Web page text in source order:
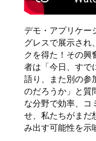
デモ・アプリケー
グレスで展示され
クを得た！その興
者は「今日、すで
語り、また別の参
のだろうか」と質
な分野で効率、コ
せ、私たちがまだ
み出す可能性を示